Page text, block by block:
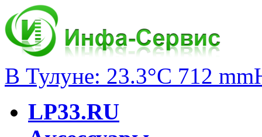
В Тулуне: 23.3°C 712
LP33.RU